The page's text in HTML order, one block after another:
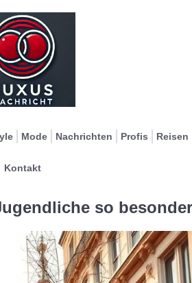
Mode Nachrichten Profis Reisen
Kontakt
so